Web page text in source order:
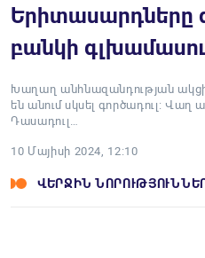
Երիտասարդները
բանկի
Խաղաղ անհնազանդության
են անում սկսել գործադուլ:
Դասադուլ…
10 Մայիսի 2024, 12:10
ՎԵՐՋԻՆ